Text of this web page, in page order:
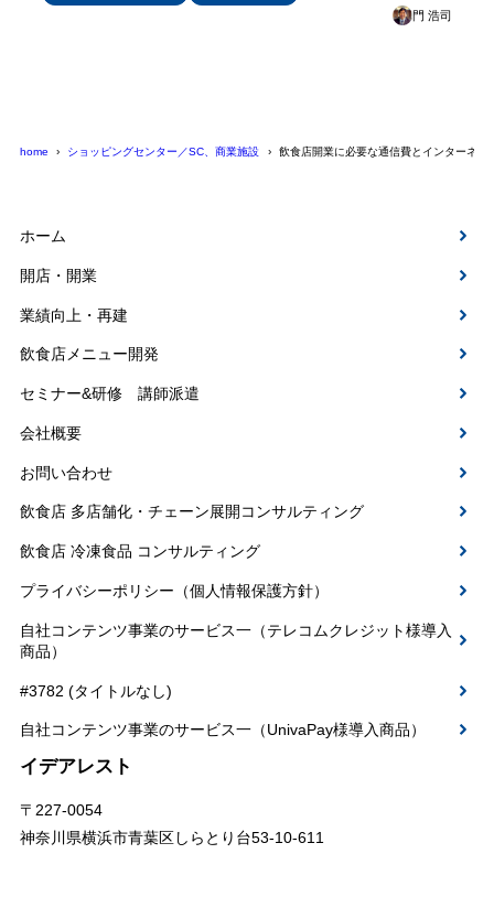
門 浩司
home ショッピングセンター／SC、商業施設 飲食店開業に必要な通信費とインターネ
ホーム
開店・開業
業績向上・再建
飲食店メニュー開発
セミナー&研修 講師派遣
会社概要
お問い合わせ
飲食店 多店舗化・チェーン展開コンサルティング
飲食店 冷凍食品 コンサルティング
プライバシーポリシー（個人情報保護方針）
自社コンテンツ事業のサービス一（テレコムクレジット様導入
商品）
#3782 (タイトルなし)
自社コンテンツ事業のサービス一（UnivaPay様導入商品）
イデアレスト
〒227-0054
神奈川県横浜市青葉区しらとり台53-10-611